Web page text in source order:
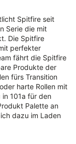
Spitfire seit
Serie die mit
Die Spitfire
perfekter
fährt die Spitfire
Produkte der
fürs Transition
harte Rollen mit
101a für den
Palette an
dazu im Laden